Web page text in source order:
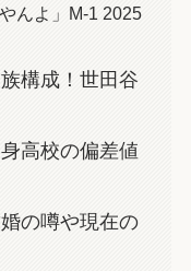
んよ」M-1 2025
構成！世田谷
高校の偏差値
の噂や現在の